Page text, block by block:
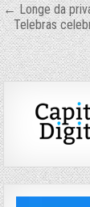
de
Post
← Longe da
Telebras